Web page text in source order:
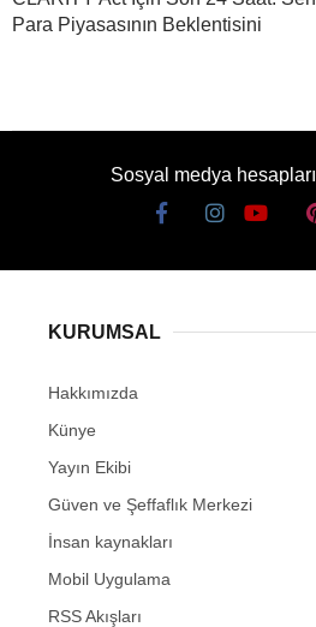
Para Piyasasının Beklentisini
Sosyal medya
KURUMSAL
Hakkımızda
Künye
Yayın Ekibi
Güven ve Şeffaflık Merkezi
İnsan kaynakları
Mobil Uygulama
RSS Akışları